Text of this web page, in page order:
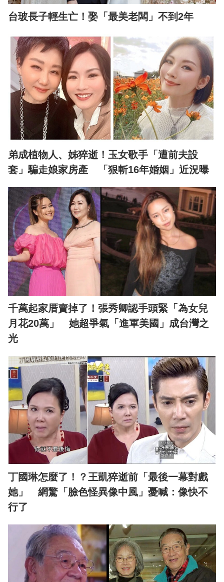
台玻長子輕生亡！娶「最美老闆」不到2年
弟成植物人、姊猝逝！玉女歌手「遭前夫設
套」騙走娘家房產 「狠斬16年婚姻」近況曝
千萬起家厝賣掉了！張秀卿認手頭緊「為女兒
月花20萬」 她超爭氣「進軍美國」成台灣之
光
丁國琳怎麼了！？王凱猝逝前「最後一幕對戲
她」 網驚「臉色怪異像中風」憂喊：像快不
行了